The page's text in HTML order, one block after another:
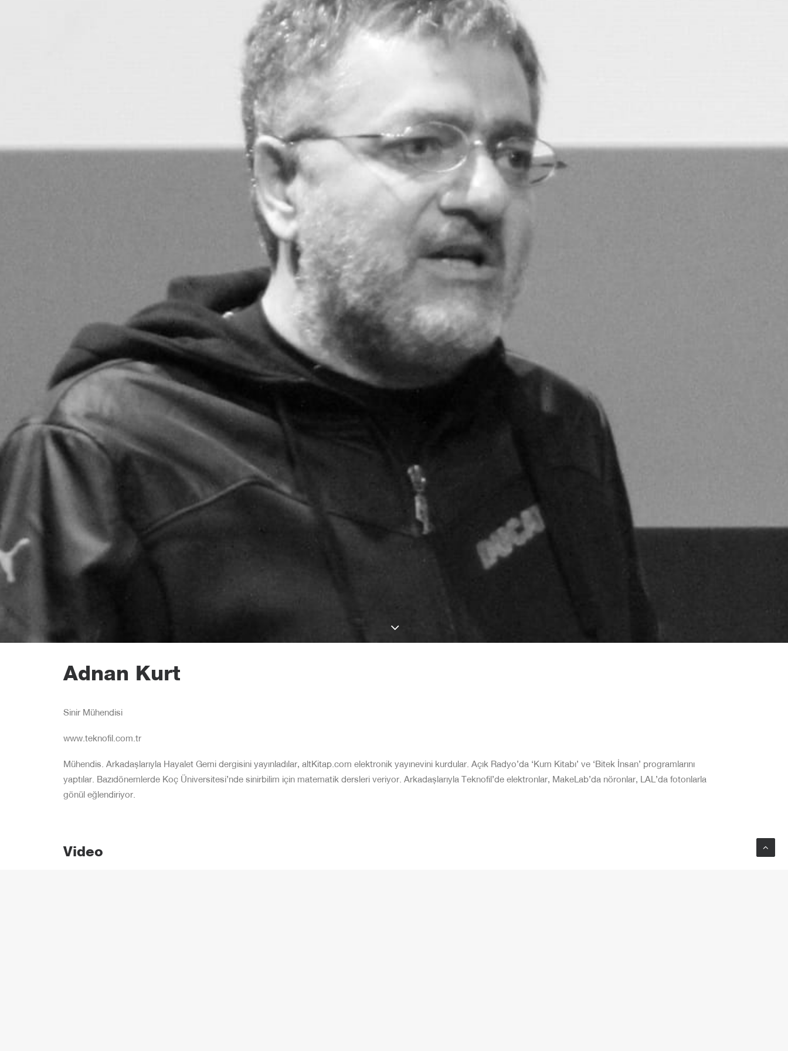
Adnan Kurt
Sinir Mühendisi
www.teknofil.com.tr
Mühendis. Arkadaşlarıyla Hayalet Gemi dergisini yayınladılar, altKitap.com elektronik yayınevini kurdular. Açık Radyo’da ‘Kum Kitabı’ ve ‘Bitek İnsan’ programlarını
yaptılar. Bazıdönemlerde Koç Üniversitesi’nde sinirbilim için matematik dersleri veriyor. Arkadaşlarıyla Teknofil’de elektronlar, MakeLab’da nöronlar, LAL’da fotonlarla
gönül eğlendiriyor.
Video